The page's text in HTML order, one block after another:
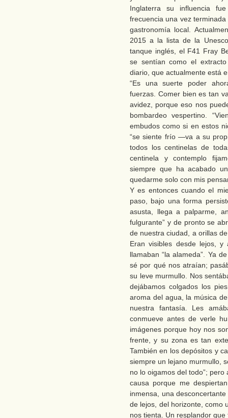
Inglaterra su influencia
frecuencia una vez
gastronomía local.
2015 a la lista de la
tanque inglés, el F41 Fray
se sentían como el
diario, que actualmente está
“Es una suerte poder
fuerzas. Comer bien es tan
avidez, porque eso nos
bombardeo vespertino.
embudos como si en estos
“se siente frío —va a su
todos los centinelas de
centinela y contemplo
siempre que ha acabado
quedarme solo con mis
Y es entonces cuando el
paso, bajo una forma
asusta, llega a palparme,
fulgurante” y de pronto se
de nuestra ciudad, a orillas
Eran visibles desde lejos,
llamaban “la alameda”. Ya
sé por qué nos atraían;
su leve murmullo. Nos
dejábamos colgados los
aroma del agua, la música
nuestra fantasía. Les
conmueve antes de verle
imágenes porque hoy nos
frente, y su zona es tan
También en los depósitos y
siempre un lejano murmullo,
no lo oigamos del todo”;
causa porque me
inmensa, una
de lejos, del horizonte, como
nos tienta. Un resplandor